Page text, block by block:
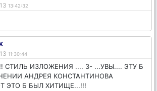
13:42:32
11:30:44
СТИЛЬ ИЗЛОЖЕНИЯ .... 3- ...УВЫ.... ЭТУ Б
АНДРЕЯ КОНСТАНТИНОВА
ЭТО Б БЫЛ ХИТИЩЕ...!!!